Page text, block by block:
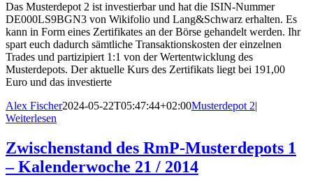
Das Musterdepot 2 ist investierbar und hat die ISIN-Nummer
DE000LS9BGN3 von Wikifolio und Lang&Schwarz erhalten. Es
kann in Form eines Zertifikates an der Börse gehandelt werden. Ihr
spart euch dadurch sämtliche Transaktionskosten der einzelnen
Trades und partizipiert 1:1 von der Wertentwicklung des
Musterdepots. Der aktuelle Kurs des Zertifikats liegt bei 191,00
Euro und das investierte
Alex Fischer2024-05-22T05:47:44+02:00Musterdepot 2|
Weiterlesen
Zwischenstand des RmP-Musterdepots 1
– Kalenderwoche 21 / 2014